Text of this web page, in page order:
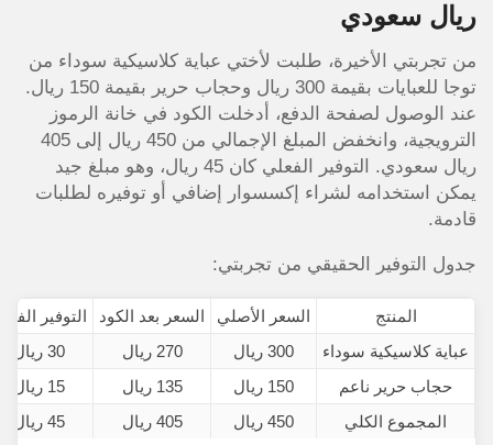
ريال سعودي
من تجربتي الأخيرة، طلبت لأختي عباية كلاسيكية سوداء من
توجا للعبايات بقيمة 300 ريال وحجاب حرير بقيمة 150 ريال.
عند الوصول لصفحة الدفع، أدخلت الكود في خانة الرموز
الترويجية، وانخفض المبلغ الإجمالي من 450 ريال إلى 405
ريال سعودي. التوفير الفعلي كان 45 ريال، وهو مبلغ جيد
يمكن استخدامه لشراء إكسسوار إضافي أو توفيره لطلبات
قادمة.
جدول التوفير الحقيقي من تجربتي:
المنتج السعر الأصلي السعر بعد الكود
التوفير
عباية كلاسيكية سوداء
300 ريال 270 ريال
30 ريال
حجاب حرير ناعم
150 ريال 135 ريال
15 ريال
المجموع الكلي
450 ريال 405 ريال 45 ريال